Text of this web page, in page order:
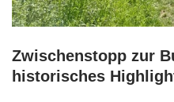
Zwischenstopp zur
historisches